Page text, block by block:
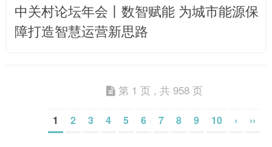
中关村论坛年会丨数智赋能 为城市能源保
障打造智慧运营新思路
第 1 页 , 共 958 页
1 2 3 4 5 6 7 8 9 10 › ››